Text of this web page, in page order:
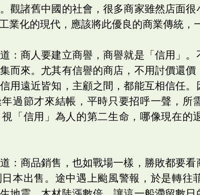
觀諸舊中國的社會，很多商家雖然店面
業化的現代，應該將此優良的商業傳統，
：商人要建立商譽，商譽就是「信用」。
而來。尤其有信譽的商店，不用討價還
用遠近皆知，主顧之間，都能互相信任
過節才來結帳，平時只要招呼一聲，所
「信用」為人的第二生命，哪像現在的
：商品銷售，也如戰場一樣，勝敗都要
本出售。途中遇上颱風警報，於是轉往